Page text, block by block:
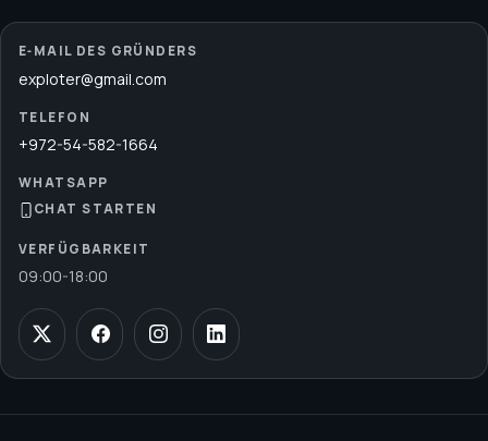
E‑MAIL DES GRÜNDERS
exploter@gmail.com
TELEFON
+972-54-582-1664
WHATSAPP
CHAT STARTEN
VERFÜGBARKEIT
09:00-18:00